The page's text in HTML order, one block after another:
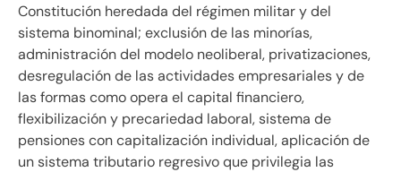
Constitución heredada del régimen militar y del
sistema binominal; exclusión de las minorías,
administración del modelo neoliberal, privatizaciones,
desregulación de las actividades empresariales y de
las formas como opera el capital financiero,
flexibilización y precariedad laboral, sistema de
pensiones con capitalización individual, aplicación de
un sistema tributario regresivo que privilegia las